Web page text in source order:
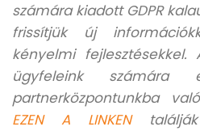
számára kiadott GDPR
frissítjük új
kényelmi
ügyfeleink számára
partnerközpontunkba
EZEN A LINKENtalálják